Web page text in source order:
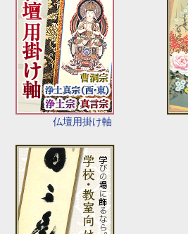
仏壇用掛け軸